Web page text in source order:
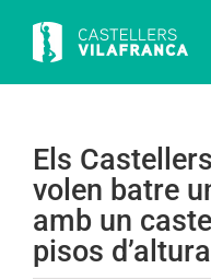
content
Els
volen batre
amb un
pisos